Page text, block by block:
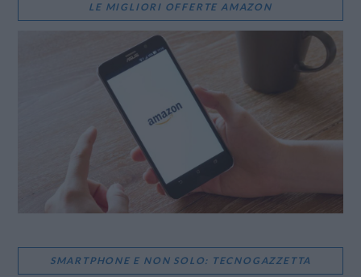
LE MIGLIORI OFFERTE AMAZON
SMARTPHONE E NON SOLO: TECNOGAZZETTA